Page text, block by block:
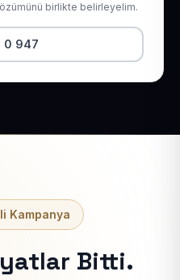
birlikte belirleyelim.
0 947
Kampanya
Bitti.